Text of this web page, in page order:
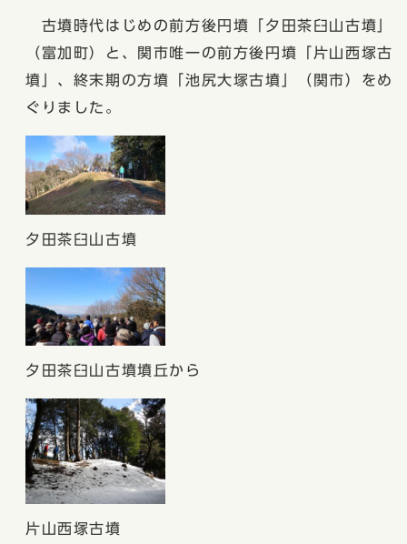
古墳時代はじめの前方後円墳「夕田茶臼山古墳」
（富加町）と、関市唯一の前方後円墳「片山西塚古
墳」、終末期の方墳「池尻大塚古墳」（関市）をめ
ぐりました。
夕田茶臼山古墳
夕田茶臼山古墳墳丘から
片山西塚古墳